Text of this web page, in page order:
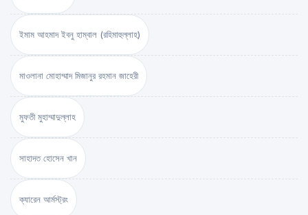
ইমাম আহমাদ ইবনু হাম্বাল (রহিমাহুল্লাহ)
মাওলানা মোহাম্মাদ মিজানুর রহমান জাহেরী
মুফতী মুহাম্মাদুল্লাহ
সাহাদত হোসেন খান
ক্যারেন আর্মস্ট্রং